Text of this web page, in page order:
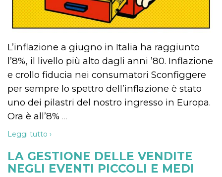
L’inflazione a giugno in Italia ha raggiunto
l’8%, il livello più alto dagli anni ’80. Inflazione
e crollo fiducia nei consumatori Sconfiggere
per sempre lo spettro dell’inflazione è stato
uno dei pilastri del nostro ingresso in Europa.
Ora è all’8% …
Leggi tutto ›
LA GESTIONE DELLE VENDITE
NEGLI EVENTI PICCOLI E MEDI
__Secure-ROLLOUT_TOKEN
.youtube.com
5 mesi 4
settimane
Utilizzato
YouTube
gestire
delle
Aiuta
controllare
nuove
modifiche
vengono
agli utenti
coerente